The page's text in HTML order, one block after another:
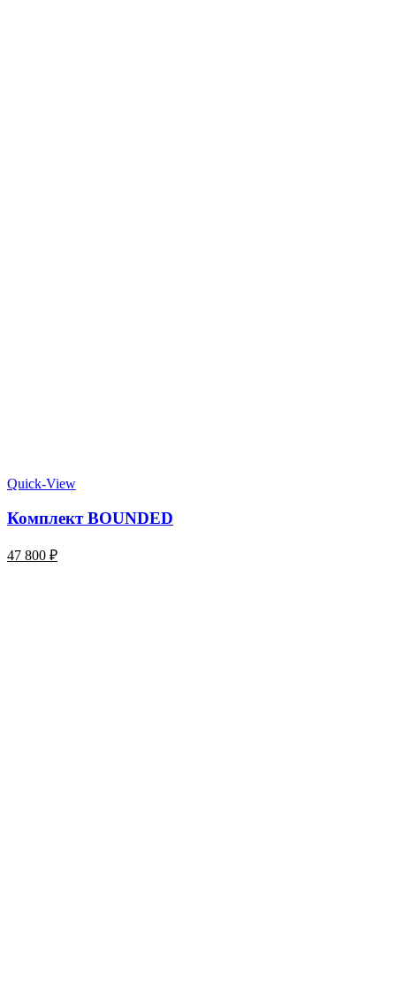
Quick-View
Комплект BOUNDED
47 800 ₽